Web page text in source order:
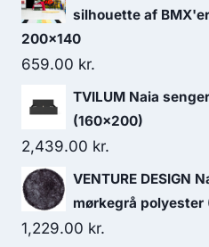
silhouette af
200x140
659.00 kr.
TVILUM Naia
(160x200)
2,439.00 kr.
VENTURE DESIGN
mørkegrå
1,229.00 kr.